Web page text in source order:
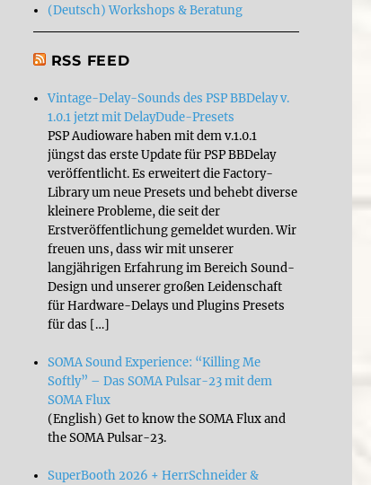
(Deutsch) Workshops & Beratung
RSS FEED
Vintage-Delay-Sounds des PSP BBDelay v.
1.0.1 jetzt mit DelayDude-Presets
PSP Audioware haben mit dem v.1.0.1
jüngst das erste Update für PSP BBDelay
veröffentlicht. Es erweitert die Factory-
Library um neue Presets und behebt diverse
kleinere Probleme, die seit der
Erstveröffentlichung gemeldet wurden. Wir
freuen uns, dass wir mit unserer
langjährigen Erfahrung im Bereich Sound-
Design und unserer großen Leidenschaft
für Hardware-Delays und Plugins Presets
für das […]
SOMA Sound Experience: “Killing Me
Softly” – Das SOMA Pulsar-23 mit dem
SOMA Flux
(English) Get to know the SOMA Flux and
the SOMA Pulsar-23.
SuperBooth 2026 + HerrSchneider &